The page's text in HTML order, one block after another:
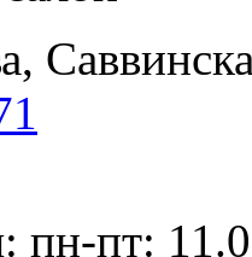
пн-пт: